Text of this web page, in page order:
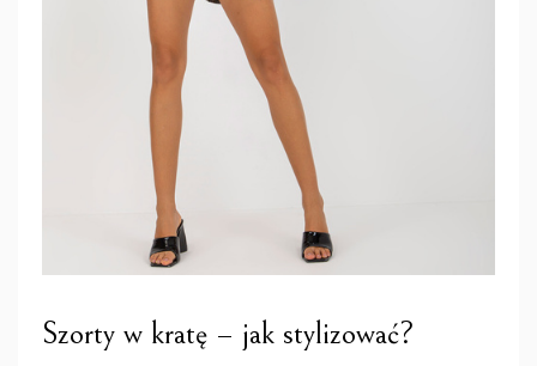
Szorty w kratę – jak stylizować?